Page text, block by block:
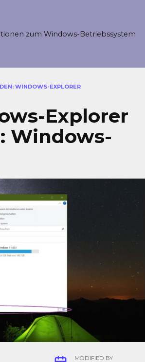
zum Windows-Betriebssystem
WINDOWS-EXPLORER
Explorer
Windows-
MODIFIED BY